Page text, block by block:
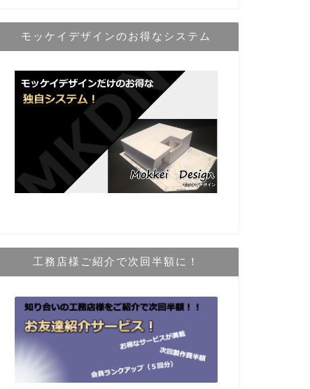
モッケイデザインのお得なシステム
工務店様ご紹介で次回半額に！